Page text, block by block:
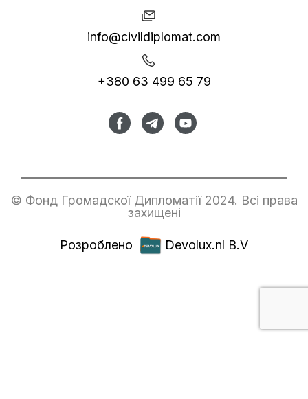
info@civildiplomat.com
+380 63 499 65 79
Розроблено Devolux.nl B.V
© Фонд Громадскої Дипломатії 2024. Всі права
захищені